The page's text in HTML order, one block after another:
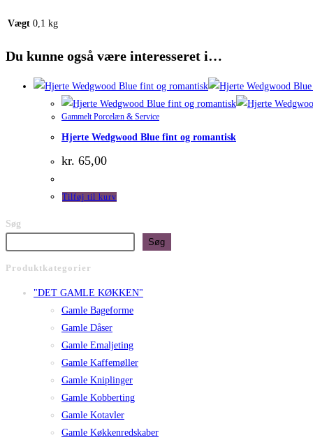
Vægt 0,1 kg
Du kunne også være interesseret i…
Gammelt Porcelæn & Service
Hjerte Wedgwood Blue fint og romantisk
kr. 65,00
Tilføj til kurv
Søg
Søg
Produktkategorier
"DET GAMLE KØKKEN"
Gamle Bageforme
Gamle Dåser
Gamle Emaljeting
Gamle Kaffemøller
Gamle Kniplinger
Gamle Kobberting
Gamle Kotavler
Gamle Køkkenredskaber